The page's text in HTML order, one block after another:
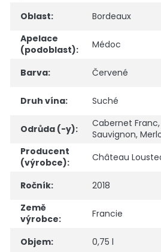
Oblast:
Bordeaux
Apelace
(podoblast): Médoc
Barva: Červené
Druh vína: Suché
Odrůda (-y): Cabernet Franc,
Sauvignon,
Producent
(výrobce): Château
Ročník:
2018
Země
výrobce: Francie
Objem: 0,75 l